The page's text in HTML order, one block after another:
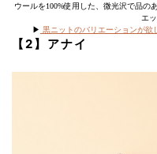
ウールを100%使用した、微光沢で品の
エ
▶︎ 黒ニットのバリエーションが欲
【2】アナイ